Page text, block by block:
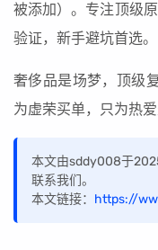
被添加）。专注顶级
验证，新手避坑首选。
奢侈品是场梦，顶级
为虚荣买单，只为热爱
本文由sddy008于
联系我们。
本文链接： https://